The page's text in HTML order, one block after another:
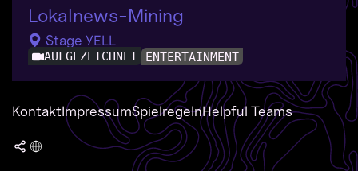
Lokalnews-Mining
Stage YELL
AUFGEZEICHNET ENTERTAINMENT
KontaktImpressumSpielregelnHelpful Teams